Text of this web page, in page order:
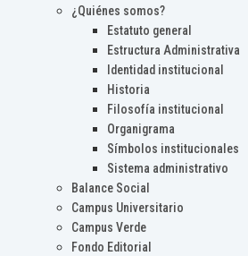
¿Quiénes somos?
Estatuto general
Estructura Administrativa
Identidad institucional
Historia
Filosofía institucional
Organigrama
Símbolos institucionales
Sistema administrativo
Balance Social
Campus Universitario
Campus Verde
Fondo Editorial